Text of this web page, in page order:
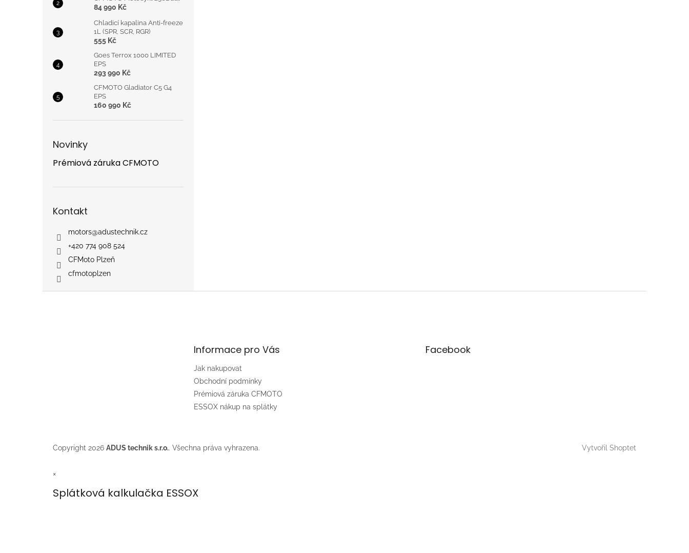
84 990 Kč
Chladicí kapalina Anti-freeze
1L (SPR, SCR, RGR)
555 Kč
Goes Terrox 1000 LIMITED
EPS
293 990 Kč
CFMOTO Gladiator C5 G4
EPS
160 990 Kč
Novinky
Prémiová záruka CFMOTO
Kontakt
motors@adustechnik.cz
+420 774 908 524
CFMoto Plzeň
cfmotoplzen
Informace pro Vás
Jak nakupovat
Obchodní podmínky
Prémiová záruka CFMOTO
ESSOX nákup na splátky
Facebook
Vytvořil Shoptet
Copyright 2026 ADUS technik s.r.o.. Všechna práva vyhrazena.
×
Splátková kalkulačka ESSOX